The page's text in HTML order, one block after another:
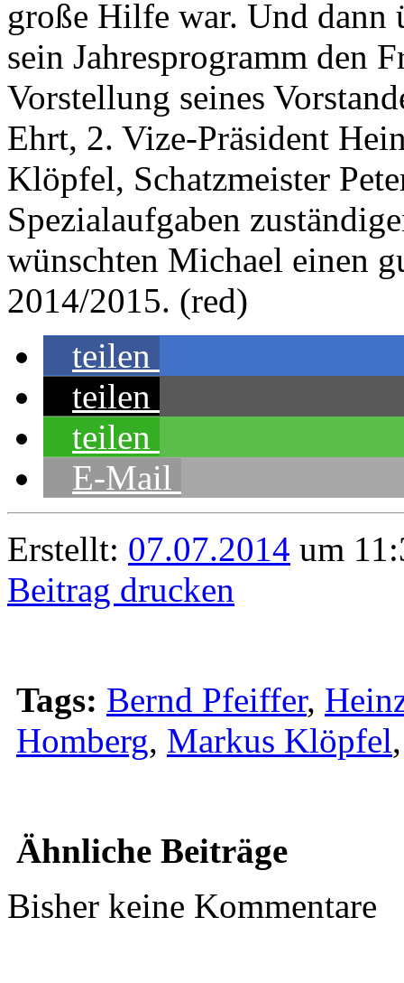
große Hilfe war. Und dann
sein Jahresprogramm den
Vorstellung seines
Ehrt, 2. Vize-Präsident
Klöpfel, Schatzmeister
Spezialaufgaben
wünschten Michael einen
2014/2015. (red)
teilen
teilen
teilen
E-Mail
Erstellt: 07.07.2014 um
Beitrag drucken
Tags: Bernd Pfeiffer,
Homberg, Markus Klöpfel
Ähnliche Beiträge
Bisher keine Kommentare